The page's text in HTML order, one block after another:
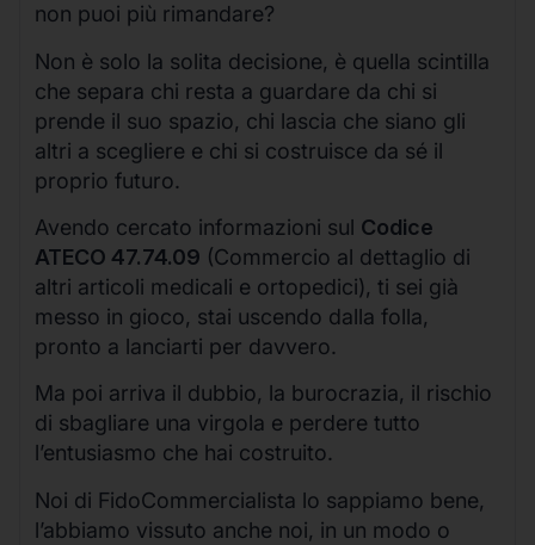
non puoi più rimandare?
Non è solo la solita decisione, è quella scintilla
che separa chi resta a guardare da chi si
prende il suo spazio, chi lascia che siano gli
altri a scegliere e chi si costruisce da sé il
proprio futuro.
Avendo cercato informazioni sul Codice
ATECO 47.74.09 (Commercio al dettaglio di
altri articoli medicali e ortopedici), ti sei già
messo in gioco, stai uscendo dalla folla,
pronto a lanciarti per davvero.
Ma poi arriva il dubbio, la burocrazia, il rischio
di sbagliare una virgola e perdere tutto
l’entusiasmo che hai costruito.
Noi di FidoCommercialista lo sappiamo bene,
l’abbiamo vissuto anche noi, in un modo o